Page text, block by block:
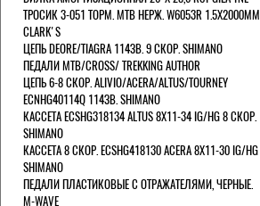
ТРОСИК 3-051 ТОРМ. MTB НЕРЖ. W6053R 1.5Х2000ММ
СLARK'S
ЦЕПЬ DEORE/TIAGRA 114ЗВ. 9 СКОР. SHIMANO
ПЕДАЛИ MTB/CROSS/ TREKKING AUTHOR
ЦЕПЬ 6-8 СКОР. ALIVIO/ACERA/ALTUS/TOURNEY
ECNHG40114Q 114ЗВ. SHIMANO
КАССЕТА ECSHG318134 ALTUS 8Х11-34 IG/HG 8 СКОР.
SHIMANO
КАССЕТА 8 СКОР. ECSHG418130 ACERA 8Х11-30 IG/HG
SHIMANO
ПЕДАЛИ ПЛАСТИКОВЫЕ С ОТРАЖАТЕЛЯМИ, ЧЕРНЫЕ.
M-WAVE